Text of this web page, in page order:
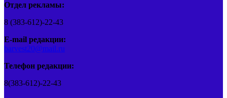
Отдел рекламы:
8 (383-612)-22-43
E-mail редакции:
barvest20@mail.ru
Телефон редакции:
8(383-612)-22-43